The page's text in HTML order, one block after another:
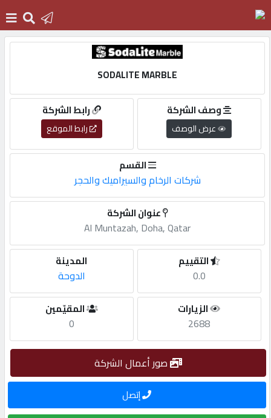
دخول
التسجيل
أضف
مطلوب
طلب
اشتراك
SODALITE MARBLE
رابط الشركة
رابط الموقع
وصف الشركة
عرض الوصف
القسم
شركات الرخام والسيراميك والحجر
عنوان الشركة
Al Muntazah, Doha, Qatar
المدينة
الدوحة
التقييم
0.0
المقيّمين
0
الزيارات
2688
صور أعمال الشركة
إتصل